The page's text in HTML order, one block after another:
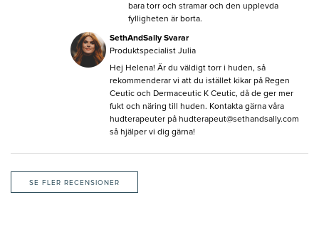
bara torr och stramar och den upplevda
fylligheten är borta.
SethAndSally Svarar
Produktspecialist Julia
Hej Helena! Är du väldigt torr i huden, så
rekommenderar vi att du istället kikar på Regen
Ceutic och Dermaceutic K Ceutic, då de ger mer
fukt och näring till huden. Kontakta gärna våra
hudterapeuter på hudterapeut@sethandsally.com
så hjälper vi dig gärna!
SE FLER RECENSIONER